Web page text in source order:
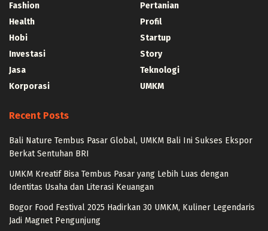
Fashion
Health
Hobi
Investasi
Jasa
Korporasi
Pertanian
Profil
Startup
Story
Teknologi
UMKM
Recent Posts
Bali Nature Tembus Pasar Global, UMKM Bali Ini Sukses Ekspor
Berkat Sentuhan BRI
UMKM Kreatif Bisa Tembus Pasar yang Lebih Luas dengan
Identitas Usaha dan Literasi Keuangan
Bogor Food Festival 2025 Hadirkan 30 UMKM, Kuliner Legendaris
Jadi Magnet Pengunjung